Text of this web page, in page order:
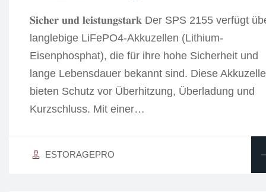
𝐒𝐢𝐜𝐡𝐞𝐫 𝐮𝐧𝐝 𝐥𝐞𝐢𝐬𝐭𝐮𝐧𝐠𝐬𝐭𝐚𝐫𝐤 Der SPS 2155 verfügt
langlebige LiFePO4-Akkuzellen (Lithium-
Eisenphosphat), die für ihre hohe Sicherheit und
lange Lebensdauer bekannt sind. Diese
bieten Schutz vor Überhitzung, Überladung und
Kurzschluss. Mit einer…
ESTORAGEPRO